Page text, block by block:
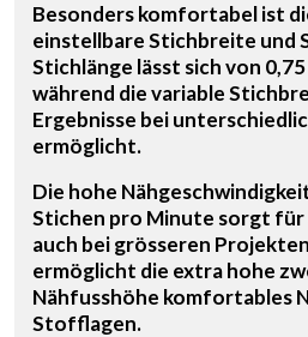
Besonders komfortabel ist
einstellbare Stichbreite und
Stichlänge lässt sich von 0,75
während die variable
Ergebnisse bei
ermöglicht.
Die hohe
Stichen pro Minute sorgt
auch bei grösseren
ermöglicht die extra hohe
Nähfusshöhe komfortables
Stofflagen.